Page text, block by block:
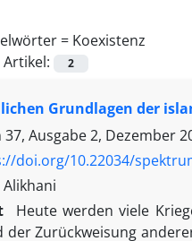
= Koexistenz
2
Grundlagen der
Ausgabe 2, Dezember
doi.org/10.22034/
Heute werden viele
der Zurückweisung